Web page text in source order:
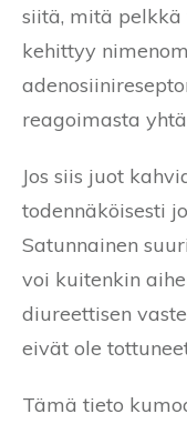
siitä, mitä pelkkä
kehittyy
reagoimasta
Jos siis juot
todennäköisesti
Satunnainen
voi kuitenkin
diureettisen
eivät ole
Tämä tieto